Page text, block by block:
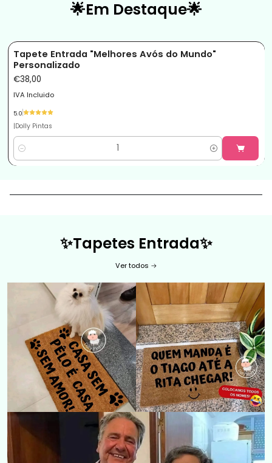
🌟Em Destaque🌟
Tapete Entrada "Melhores Avós do Mundo"
Personalizado
€38,00
IVA Incluido
5.0
|Dolly Pintas
Quantidade
✨Tapetes Entrada✨
Ver todos